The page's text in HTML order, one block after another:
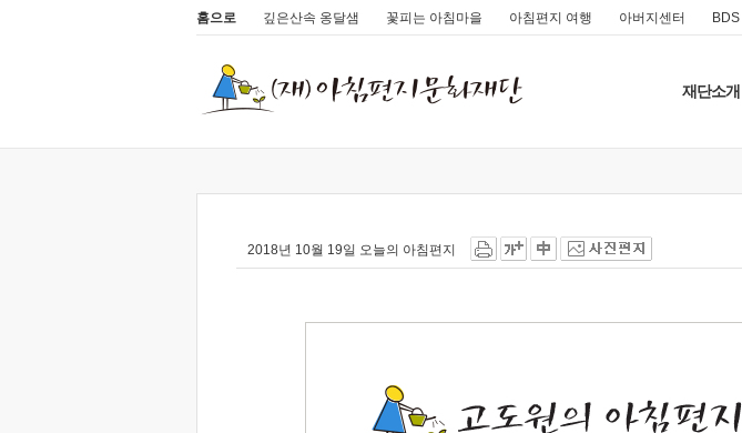
홈으로 깊은산속 옹달샘 꽃피는 아침마을 아침편지 여행 아버지센터 BDS
재단소개
2018년 10월 19일 오늘의 아침편지